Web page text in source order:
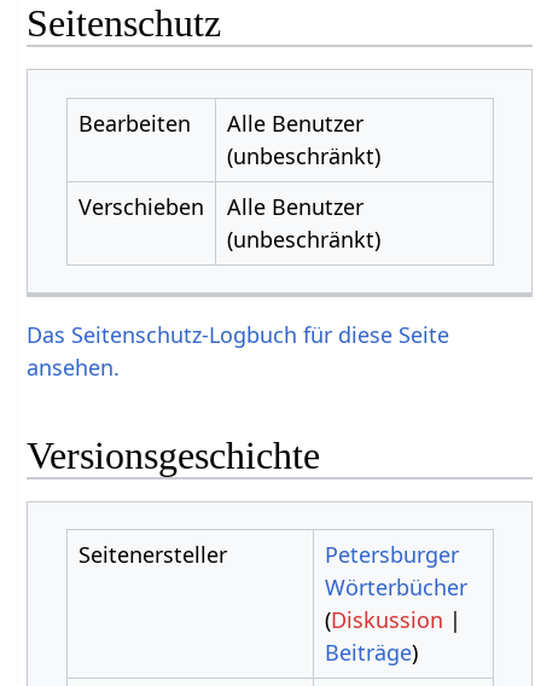
Seitenschutz
Bearbeiten
Alle Benutzer
(unbeschränkt)
Verschieben
Alle Benutzer
(unbeschränkt)
Das Seitenschutz-Logbuch für diese Seite
ansehen.
Versionsgeschichte
Seitenersteller
Petersburger
Wörterbücher
(Diskussion |
Beiträge)